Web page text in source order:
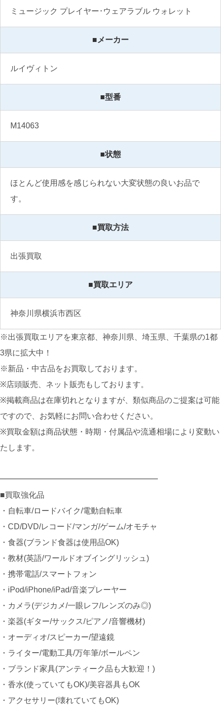
ミュージック プレイヤー･ウェアラブル ウォレット
■メーカー
ルイヴィトン
■型番
M14063
■状態
ほとんど使用感を感じられない大変状態の良いお品で
す。
■買取方法
出張買取
■買取エリア
神奈川県横浜市西区
※出張買取エリアを東京都、神奈川県、埼玉県、千葉県の1都
3県に拡大中！
※新品・中古品をお買取しております。
※店頭販売、ネット販売もしております。
※掲載商品は在庫切れとなりますが、類似商品のご提案は可能
ですので、お気軽にお問い合わせください。
※買取金額は商品状態・時期・付属品や流通相場により変動い
たします。
━━━━━━━━━━━━━━━━━━━━
■買取強化品
・自転車/ロードバイク/電動自転車
・CD/DVD/レコード/マンガ/ゲーム/オモチャ
・食器(ブランド食器は使用品OK)
・教材(英語/ワールドオブイングリッシュ)
・携帯電話/スマートフォン
・iPod/iPhone/iPad/音楽プレーヤー
・カメラ(デジカメ/一眼レフ/レンズのみ◎)
・楽器(ギター/サックス/ピアノ/音響機材)
・オーディオ/スピーカー/望遠鏡
・ライター/電動工具/万年筆/ボールペン
・ブランド家具(アンティーク品も大歓迎！)
・香水(使っていてもOK)/美容器具もOK
・アクセサリー(壊れていてもOK)